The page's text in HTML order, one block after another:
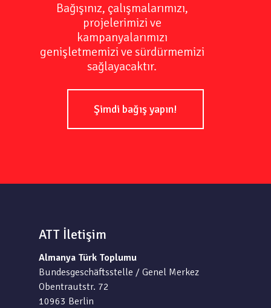
Bağışınız, çalışmalarımızı,
projelerimizi ve
kampanyalarımızı
genişletmemizi ve sürdürmemizi
sağlayacaktır.
Şimdi bağış yapın!
ATT İletişim
Almanya Türk Toplumu
Bundesgeschäftsstelle / Genel Merkez
Obentrautstr. 72
10963 Berlin